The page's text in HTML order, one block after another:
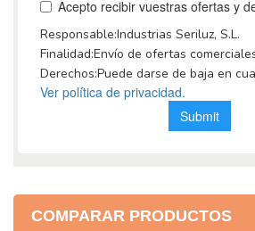
COMPARAR PRODUCTOS